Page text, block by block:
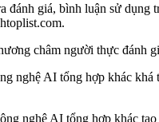
giá, bình luận sử
châm người thực đánh
nghệ AI tổng hợp khác
nghệ AI tổng hợp khác